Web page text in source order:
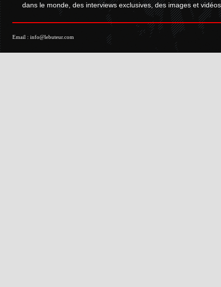
dans le monde, des interviews exclusives, des images et
Email : info@lebuteur.com